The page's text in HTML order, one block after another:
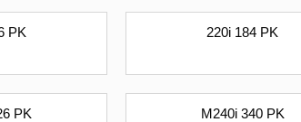
PK 220i 184 PK
PK M240i 340 PK